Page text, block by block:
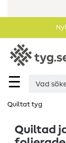
☰
Quiltat tyg
Quiltad